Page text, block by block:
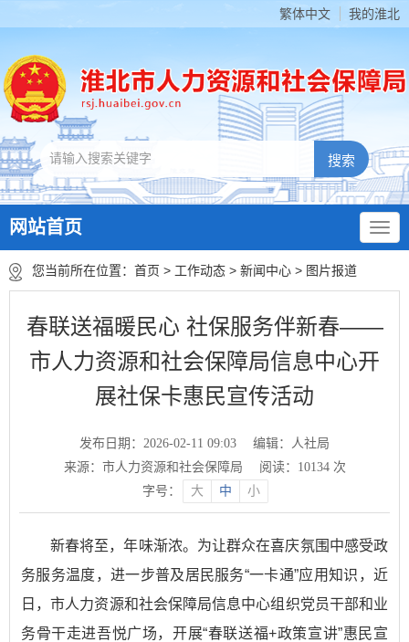
繁体中文 我的淮北
网站首页
您当前所在位置： 首页 > 工作动态 > 新闻中心 > 图片报道
春联送福暖民心 社保服务伴新春——
市人力资源和社会保障局信息中心开
展社保卡惠民宣传活动
发布日期：2026-02-11 09:03
编辑：人社局
来源：市人力资源和社会保障局
阅读： 10134次
字号：
大 中 小
新春将至，年味渐浓。为让群众在喜庆氛围中感受政
务服务温度，进一步普及居民服务“一卡通”应用知识，近
日，市人力资源和社会保障局信息中心组织党员干部和业
务骨干走进吾悦广场，开展“春联送福+政策宣讲”惠民宣